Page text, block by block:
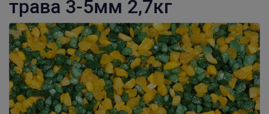
трава 3-5мм 2,7кг